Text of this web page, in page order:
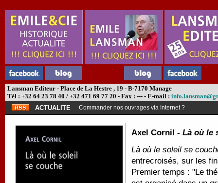
Lansman Editeur - Place de La Hestre , 19 - B-7170 Manage
Tél : +32 64 23 78 40 / +32 471 69 77 20 - Fax : --- - E-mail :
ACTUALITE
Commander nos ouvrages via Internet ?
Axel Cornil - Là où le
Là où le soleil se
entrecroisés, sur les
Premier temps : "Le